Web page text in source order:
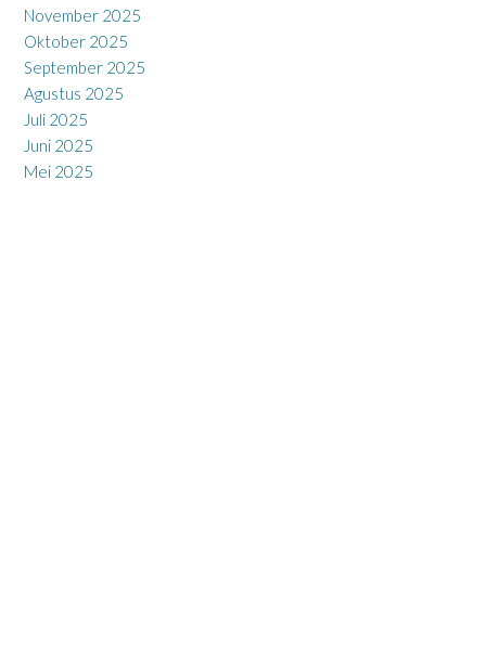
November 2025
Oktober 2025
September 2025
Agustus 2025
Juli 2025
Juni 2025
Mei 2025